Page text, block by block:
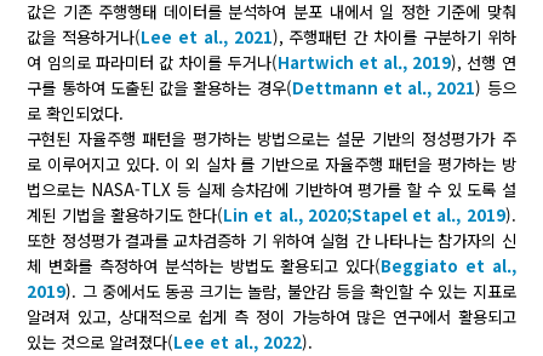
값은 기존 주행행태 데이터를 분석하여 분포 내에서 일 정한 기준에 맞춰
값을 적용하거나(Lee et al., 2021), 주행패턴 간 차이를 구분하기 위하
여 임의로 파라미터 값 차이를 두거나(Hartwich et al., 2019), 선행 연
구를 통하여 도출된 값을 활용하는 경우(Dettmann et al., 2021) 등으
로 확인되었다.
구현된 자율주행 패턴을 평가하는 방법으로는 설문 기반의 정성평가가 주
로 이루어지고 있다. 이 외 실차 를 기반으로 자율주행 패턴을 평가하는 방
법으로는 NASA-TLX 등 실제 승차감에 기반하여 평가를 할 수 있 도록 설
계된 기법을 활용하기도 한다(Lin et al., 2020;Stapel et al., 2019).
또한 정성평가 결과를 교차검증하 기 위하여 실험 간 나타나는 참가자의 신
체 변화를 측정하여 분석하는 방법도 활용되고 있다(Beggiato et al.,
2019). 그 중에서도 동공 크기는 놀람, 불안감 등을 확인할 수 있는 지표로
알려져 있고, 상대적으로 쉽게 측 정이 가능하여 많은 연구에서 활용되고
있는 것으로 알려졌다(Lee et al., 2022).